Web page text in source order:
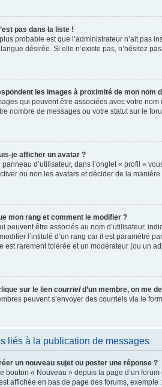
pas dans la liste !
probable est que l’administrateur n’ait pas
désirée. Si elle n’existe pas, n’hésitez
les images à proximité de mon nom
qui peuvent être associées avec votre
nombre de messages ou votre statut sur le
je afficher un avatar ?
d’utilisateur, dans l’onglet « profil »
ou non les avatars et décider de la
mon rang et comment le modifier ?
peuvent être associés au nom d’utilisateur,
l’intitulé d’un rang car il est paramétré
est rarement tolérée et un modérateur (ou un
sur le lien courrield’un membre, on me
peuvent s’envoyer des courriels via le
liés à la publication de messages
un nouveau sujet ou poster une réponse ?
bouton « Nouveau » depuis la page d’un
affichée en bas de page des forums, exemple